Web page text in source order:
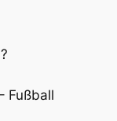
Fußball